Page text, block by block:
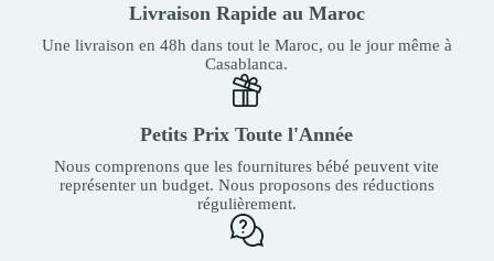
Livraison Rapide au Maroc
Une livraison en 48h dans tout le Maroc, ou le jour même à
Casablanca.
Petits Prix Toute l'Année
Nous comprenons que les fournitures bébé peuvent vite
représenter un budget. Nous proposons des réductions
régulièrement.